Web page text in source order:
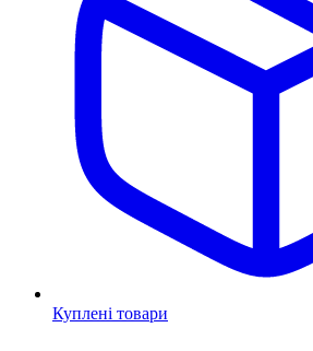
Куплені товари